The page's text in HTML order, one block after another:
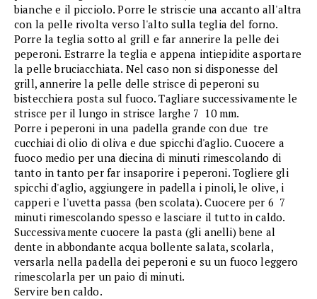
bianche e il picciolo. Porre le striscie una accanto all'altra
con la pelle rivolta verso l'alto sulla teglia del forno.
Porre la teglia sotto al grill e far annerire la pelle dei
peperoni. Estrarre la teglia e appena intiepidite asportare
la pelle bruciacchiata. Nel caso non si disponesse del
grill, annerire la pelle delle strisce di peperoni su
bistecchiera posta sul fuoco. Tagliare successivamente le
strisce per il lungo in strisce larghe 7  10 mm.
Porre i peperoni in una padella grande con due  tre
cucchiai di olio di oliva e due spicchi d'aglio. Cuocere a
fuoco medio per una diecina di minuti rimescolando di
tanto in tanto per far insaporire i peperoni. Togliere gli
spicchi d'aglio, aggiungere in padella i pinoli, le olive, i
capperi e l'uvetta passa (ben scolata). Cuocere per 6  7
minuti rimescolando spesso e lasciare il tutto in caldo.
Successivamente cuocere la pasta (gli anelli) bene al
dente in abbondante acqua bollente salata, scolarla,
versarla nella padella dei peperoni e su un fuoco leggero
rimescolarla per un paio di minuti.
Servire ben caldo.